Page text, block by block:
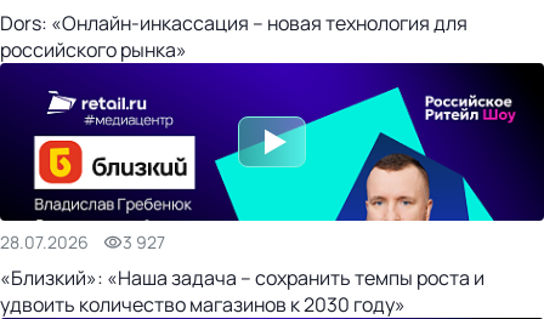
Dors: «Онлайн-инкассация – новая технология для
российского рынка»
28.07.2026 3 927
«Близкий»: «Наша задача – сохранить темпы роста и
удвоить количество магазинов к 2030 году»